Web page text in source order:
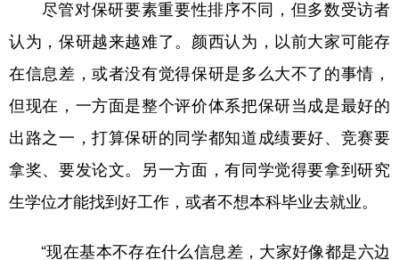
尽管对保研要素重要性排序不同，但多数受访者
认为，保研越来越难了。颜西认为，以前大家可能存
在信息差，或者没有觉得保研是多么大不了的事情，
但现在，一方面是整个评价体系把保研当成是最好的
出路之一，打算保研的同学都知道成绩要好、竞赛要
拿奖、要发论文。另一方面，有同学觉得要拿到研究
生学位才能找到好工作，或者不想本科毕业去就业。
“现在基本不存在什么信息差，大家好像都是六边